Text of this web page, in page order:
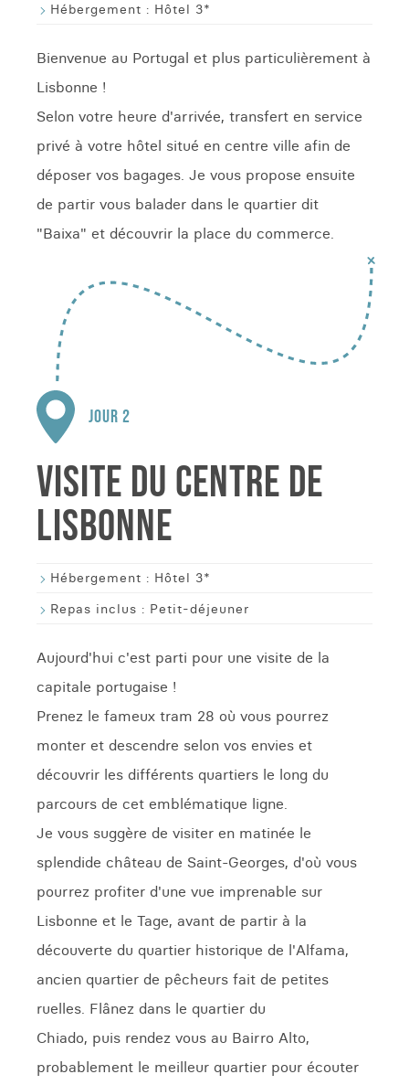
Hébergement : Hôtel 3*
Bienvenue au Portugal et plus particulièrement à
Lisbonne !
Selon votre heure d'arrivée, transfert en service
privé à votre hôtel situé en centre ville afin de
déposer vos bagages. Je vous propose ensuite
de partir vous balader dans le quartier dit
"Baixa" et découvrir la place du commerce.
JOUR 2
VISITE DU CENTRE DE
LISBONNE
Hébergement : Hôtel 3*
Repas inclus : Petit-déjeuner
Aujourd'hui c'est parti pour une visite de la
capitale portugaise !
Prenez le fameux tram 28 où vous pourrez
monter et descendre selon vos envies et
découvrir les différents quartiers le long du
parcours de cet emblématique ligne.
Je vous suggère de visiter en matinée le
splendide château de Saint-Georges, d'où vous
pourrez profiter d'une vue imprenable sur
Lisbonne et le Tage, avant de partir à la
découverte du quartier historique de l'Alfama,
ancien quartier de pêcheurs fait de petites
ruelles. Flânez dans le quartier du
Chiado, puis rendez vous au Bairro Alto,
probablement le meilleur quartier pour écouter